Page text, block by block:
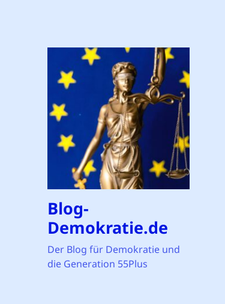
Blog-
Demokratie.de
Der Blog für Demokratie und
die Generation 55Plus